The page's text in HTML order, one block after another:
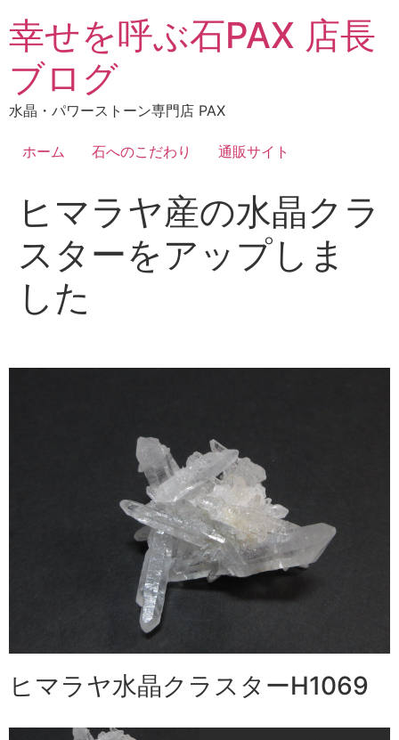
ン
ン
に
幸せを呼ぶ石PAX 店長
ブログ
水晶・パワーストーン専門店 PAX
ホーム 石へのこだわり 通販サイト
ヒマラヤ産の水晶クラ
スターをアップしま
した
ヒマラヤ水晶クラスターH1069